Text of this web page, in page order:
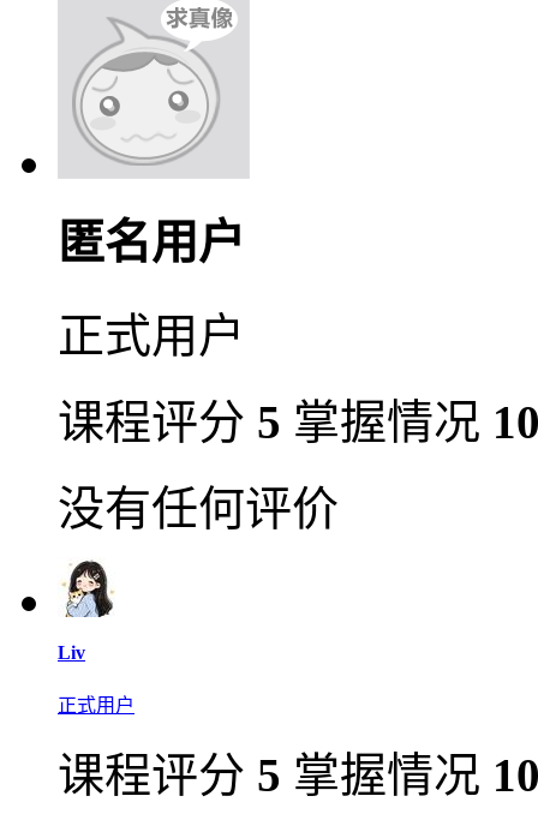
匿名用户
正式用户
课程评分 5 掌握情况
没有任何评价
Liv
正式用户
课程评分 5 掌握情况